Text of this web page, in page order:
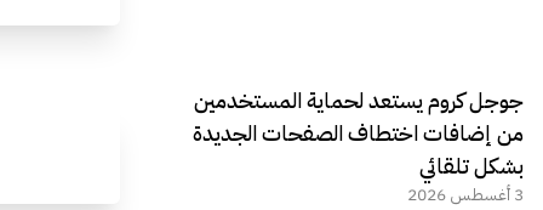
جوجل كروم يستعد لحماية المستخدمين
من إضافات اختطاف الصفحات الجديدة
بشكل تلقائي
3 أغسطس 2026